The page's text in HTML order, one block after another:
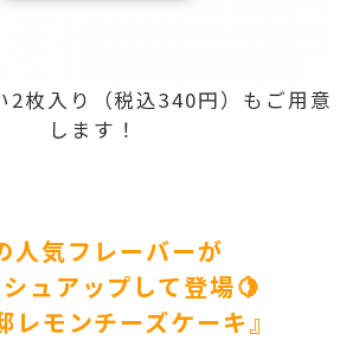
2枚入り（税込340円）もご用意
します！
人気フレーバーが
ュアップして登場🍋
レモンチーズケーキ』